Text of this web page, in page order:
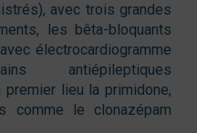
avec trois grandes
les bêta-bloquants
électrocardiogramme
antiépileptiques
premier lieu la primidone,
comme le clonazépam